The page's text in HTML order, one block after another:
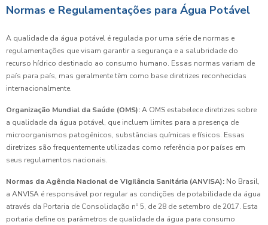
Normas e Regulamentações para Água Potável
A qualidade da água potável é regulada por uma série de normas e
regulamentações que visam garantir a segurança e a salubridade do
recurso hídrico destinado ao consumo humano. Essas normas variam de
país para país, mas geralmente têm como base diretrizes reconhecidas
internacionalmente.
Organização Mundial da Saúde (OMS):A OMS estabelece diretrizes sobre
a qualidade da água potável, que incluem limites para a presença de
microorganismos patogênicos, substâncias químicas e físicos. Essas
diretrizes são frequentemente utilizadas como referência por países em
seus regulamentos nacionais.
Normas da Agência Nacional de Vigilância Sanitária (ANVISA): No Brasil,
a ANVISA é responsável por regular as condições de potabilidade da água
através da Portaria de Consolidação nº 5, de 28 de setembro de 2017. Esta
portaria define os parâmetros de qualidade da água para consumo